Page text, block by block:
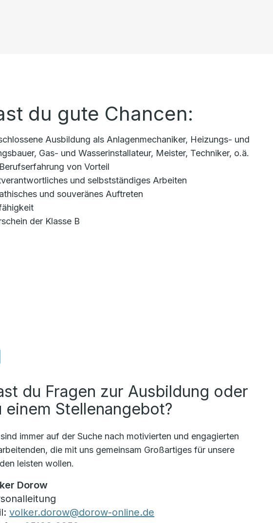
du gute Chancen:
Ausbildung als Anlagenmechaniker, Heizungs- und
Gas- und Wasserinstallateur, Meister, Techniker, o.ä.
von Vorteil
und selbstständiges Arbeiten
und souveränes Auftreten
der Klasse B
du Fragen zur Ausbildung oder
einem Stellenangebot?
immer auf der Suche nach motivierten und engagierten
die mit uns gemeinsam Großartiges für unsere
leisten wollen.
Dorow
volker.dorow@dorow-online.de